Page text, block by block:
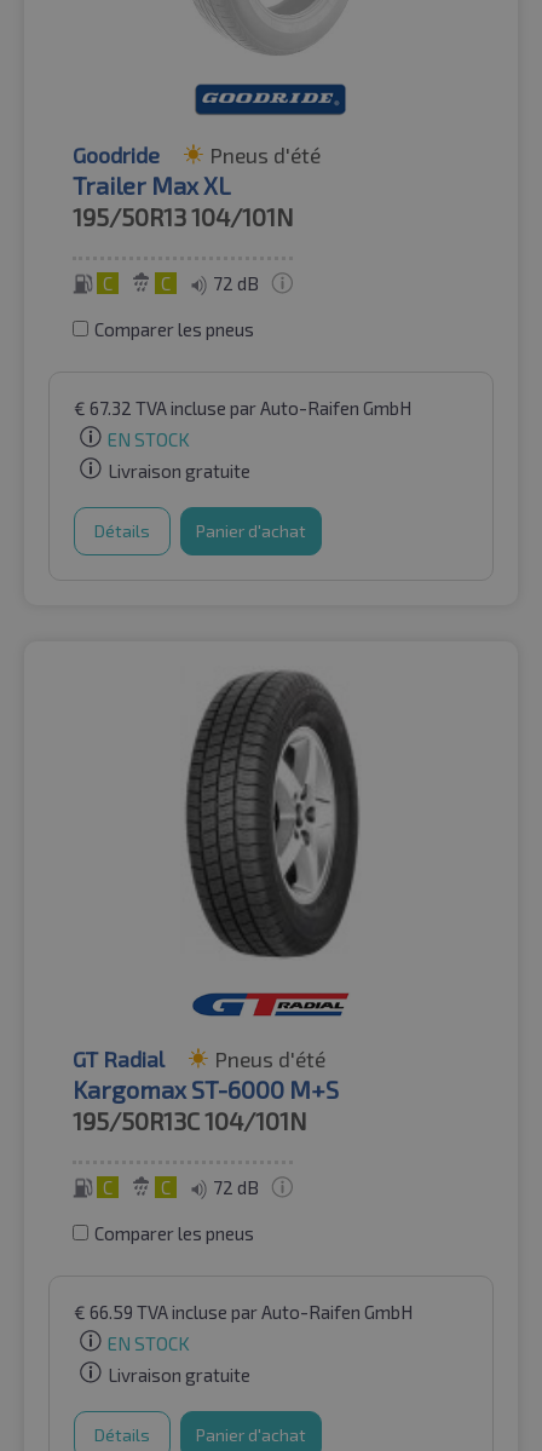
Goodride Pneus d'été
Trailer Max XL
195/50R13104/101N
C C 72 dB
Comparer les pneus
€ 67.32 TVA incluse par Auto-Raifen GmbH
EN STOCK
Livraison gratuite
Détails Panier d'achat
GT Radial Pneus d'été
Kargomax ST-6000 M+S
195/50R13C104/101N
C C 72 dB
Comparer les pneus
€ 66.59 TVA incluse par Auto-Raifen GmbH
EN STOCK
Livraison gratuite
Détails Panier d'achat